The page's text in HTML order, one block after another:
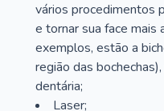
vários procedimentos
e tornar sua face mais
exemplos, estão a
região das
dentária;
Laser;